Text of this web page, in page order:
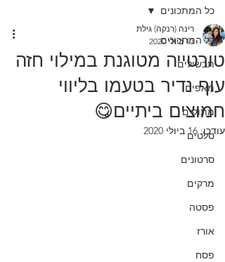
כל המתכונים
תבשילים
מאפים
מתוקים
סלטים
סרטונים
מרקים
פסטה
אורז
פסח
כל המתכונים
טורטייה מטוגנת במילוי חזה
עוף נדיר בטעמו בליווי
חמוצים ביתיים😋
רינה (רנקה) גילת
13 ביולי 2020
עודכן:16 ביולי 2020